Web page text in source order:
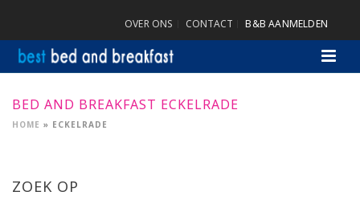
OVER ONS CONTACT B&B AANMELDEN
BED AND BREAKFAST ECKELRADE
HOME » ECKELRADE
ZOEK OP